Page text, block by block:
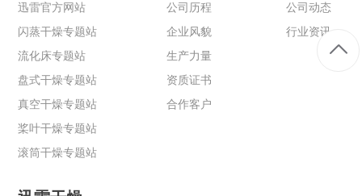
迅雷官方网站
闪蒸干燥专题站
流化床专题站
盘式干燥专题站
真空干燥专题站
桨叶干燥专题站
滚筒干燥专题站
公司历程
企业风貌
生产力量
资质证书
合作客户
公司动态
行业资讯